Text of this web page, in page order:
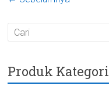
Produk Kategori